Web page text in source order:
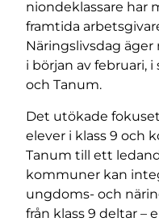
niondeklassare har
framtida
Näringslivsdag
i början av februari,
och Tanum.
Det utökade
elever i klass 9 och
Tanum till ett
kommuner kan
ungdoms- och
från klass 9 deltar –